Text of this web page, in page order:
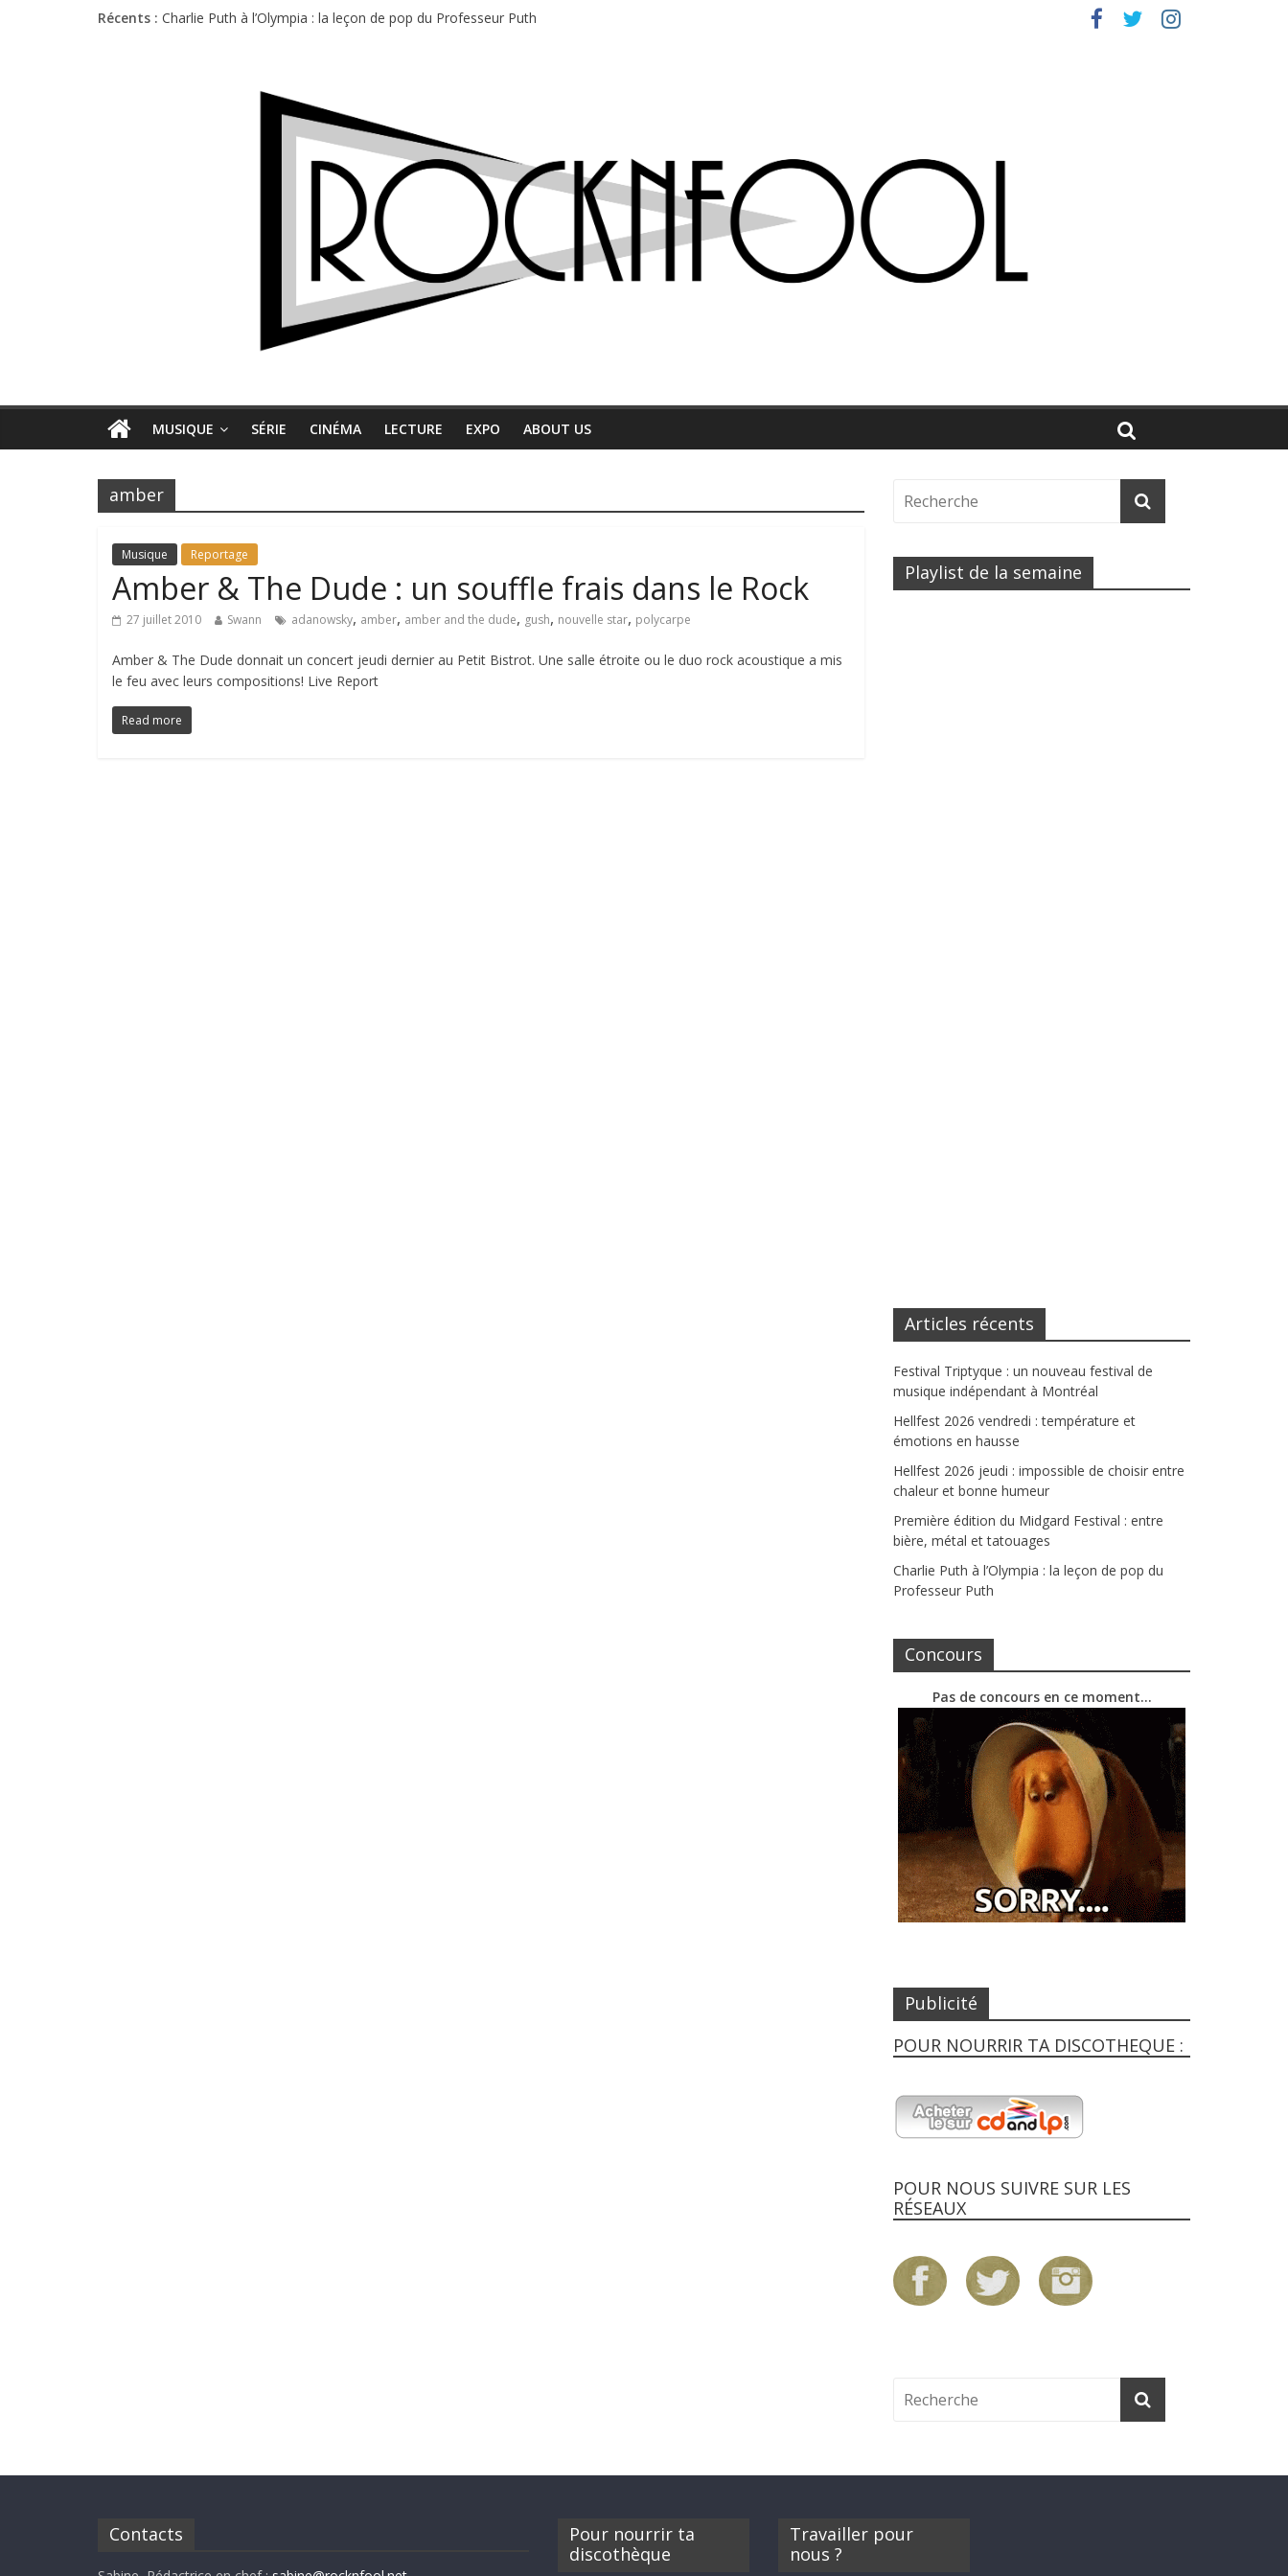
Récents : Charlie Puth à l’Olympia : la leçon de pop du Professeur Puth
Première édition du Midgard Festival : entre bière, métal et tatouages
MUSIQUE SÉRIE CINÉMA LECTURE EXPO ABOUT US
amber
Musique Reportage
Amber & The Dude : un souffle frais dans le Rock
27 juillet 2010 Swann adanowsky, amber, amber and the dude, gush, nouvelle star, polycarpe
Amber & The Dude donnait un concert jeudi dernier au Petit Bistrot. Une salle étroite ou le duo rock acoustique a mis
le feu avec leurs compositions! Live Report
Read more
Playlist de la semaine
Articles récents
Festival Triptyque : un nouveau festival de
musique indépendant à Montréal
Hellfest 2026 vendredi : température et
émotions en hausse
Hellfest 2026 jeudi : impossible de choisir entre
chaleur et bonne humeur
Première édition du Midgard Festival : entre
bière, métal et tatouages
Charlie Puth à l’Olympia : la leçon de pop du
Professeur Puth
Concours
Pas de concours en ce moment…
Publicité
POUR NOURRIR TA DISCOTHEQUE :
POUR NOUS SUIVRE SUR LES
RÉSEAUX
Contacts
Pour nourrir ta
discothèque
Travailler pour
nous ?